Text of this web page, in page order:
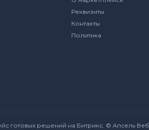
Реквизиты
Контакты
Политика
готовых решений на Битрикс. © Апсель